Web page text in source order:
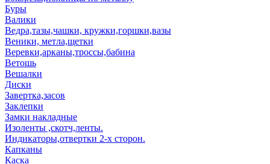
Буры
Валики
Ведра,тазы,чашки, кружки,горшки,вазы
Веники, метла,щетки
Веревки,арканы,троссы,бабина
Ветошь
Вешалки
Диски
Завертка,засов
Заклепки
Замки накладные
Изоленты ,скотч,ленты.
Индикаторы,отвертки 2-х сторон.
Капканы
Каска